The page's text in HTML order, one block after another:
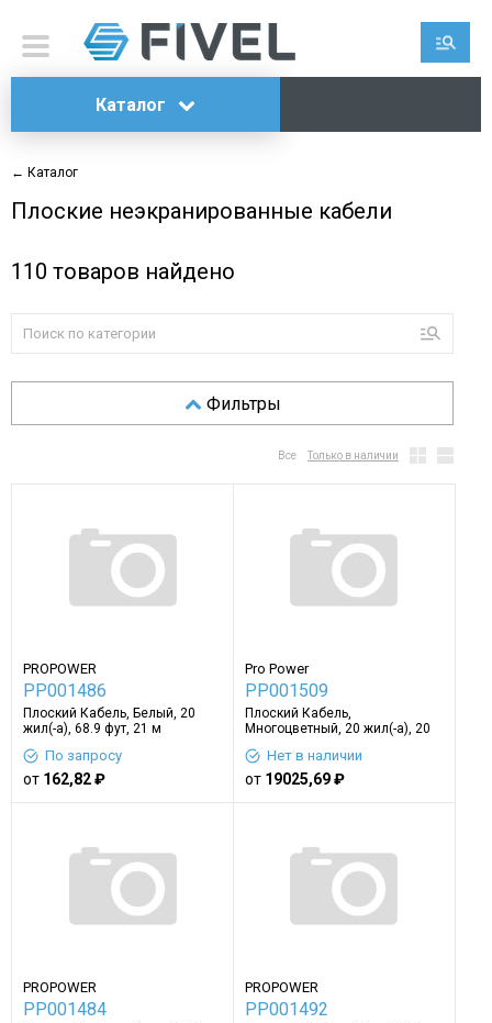
Каталог
← Каталог
Плоские неэкранированные кабели
110 товаров найдено
Фильтры
Все Только в наличии
PROPOWER
PP001486
Плоский Кабель, Белый, 20
жил(-а), 68.9 фут, 21 м
По запросу
от 162,82 ₽
Pro Power
PP001509
Плоский Кабель,
Многоцветный, 20 жил(-а), 20
Нет в наличии
от19025,69 ₽
PROPOWER
PP001484
PROPOWER
PP001492